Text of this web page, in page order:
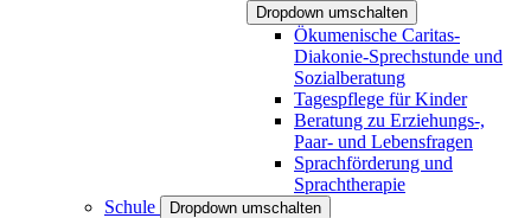
Dropdown umschalten
Ökumenische Caritas-
Diakonie-Sprechstunde und
Sozialberatung
Tagespflege für Kinder
Beratung zu Erziehungs-,
Paar- und Lebensfragen
Sprachförderung und
Sprachtherapie
Schule
Dropdown umschalten